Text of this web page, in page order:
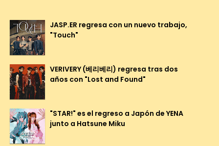
JASP.ER regresa con un nuevo trabajo,
"Touch"
VERIVERY (베리베리) regresa tras dos
años con "Lost and Found"
"STAR!" es el regreso a Japón de YENA
junto a Hatsune Miku